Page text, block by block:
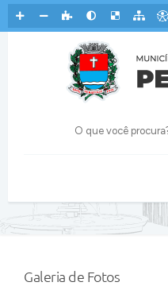
Galeria de Fotos